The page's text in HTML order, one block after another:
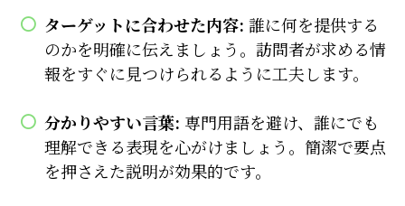
ターゲットに合わせた内容: 誰に何を提供する
のかを明確に伝えましょう。訪問者が求める情
報をすぐに見つけられるように工夫します。
分かりやすい言葉: 専門用語を避け、誰にでも
理解できる表現を心がけましょう。簡潔で要点
を押さえた説明が効果的です。